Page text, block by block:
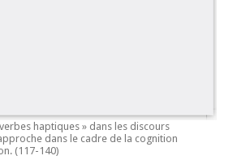
haptiques » dans les discours
dans le cadre de la cognition
(117-140)